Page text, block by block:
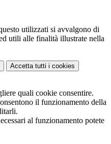
utilizzati si avvalgono di
utili alle finalità illustrate nella
Accetta tutti i cookies
quali cookie consentire.
il funzionamento della
al funzionamento potete